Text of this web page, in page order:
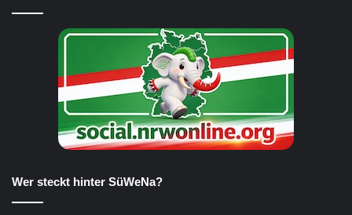
Wer steckt hinter SüWeNa?